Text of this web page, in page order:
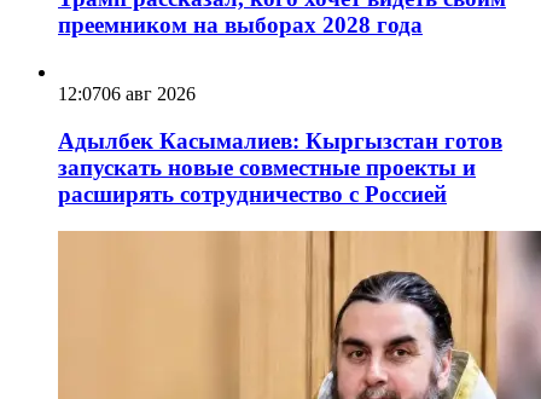
преемником на выборах 2028 года
12:0706 авг 2026
Адылбек Касымалиев: Кыргызстан готов
запускать новые совместные проекты и
расширять сотрудничество с Россией